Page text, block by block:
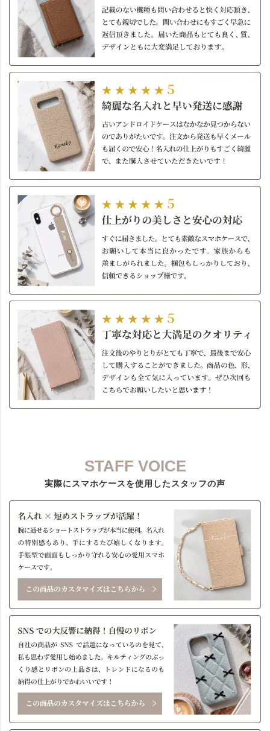
STAFF VOICE
実際にスマホケースを使用したスタッフの声